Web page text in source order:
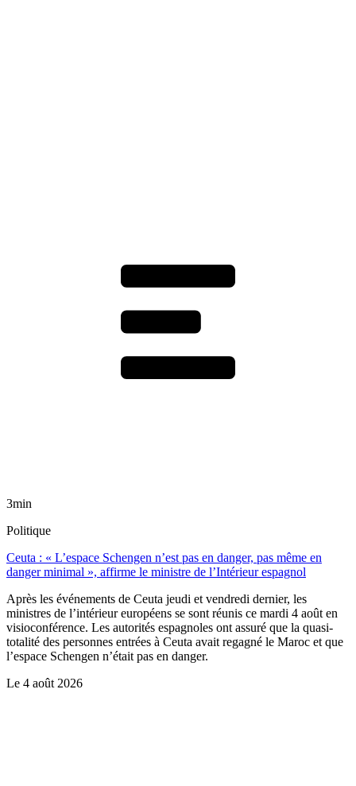
3min
Politique
Ceuta : « L’espace Schengen n’est pas en danger, pas même en
danger minimal », affirme le ministre de l’Intérieur espagnol
Après les événements de Ceuta jeudi et vendredi dernier, les
ministres de l’intérieur européens se sont réunis ce mardi 4 août en
visioconférence. Les autorités espagnoles ont assuré que la quasi-
totalité des personnes entrées à Ceuta avait regagné le Maroc et que
l’espace Schengen n’était pas en danger.
Le 4 août 2026